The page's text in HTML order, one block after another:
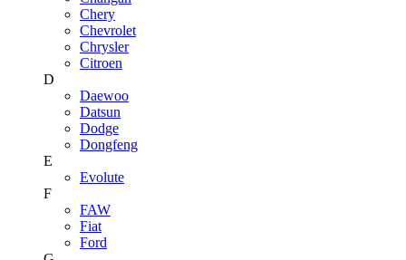
Chery
Chevrolet
Chrysler
Citroen
D
Daewoo
Datsun
Dodge
Dongfeng
E
Evolute
F
FAW
Fiat
Ford